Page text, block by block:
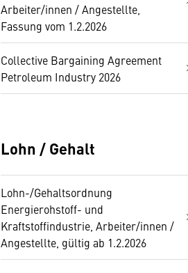
Arbeiter/innen / Angestellte,
Fassung vom 1.2.2026
Collective Bargaining Agreement
Petroleum Industry 2026
Lohn / Gehalt
Lohn-/Gehaltsordnung
Energierohstoff- und
Kraftstoffindustrie, Arbeiter/innen /
Angestellte, gültig ab 1.2.2026